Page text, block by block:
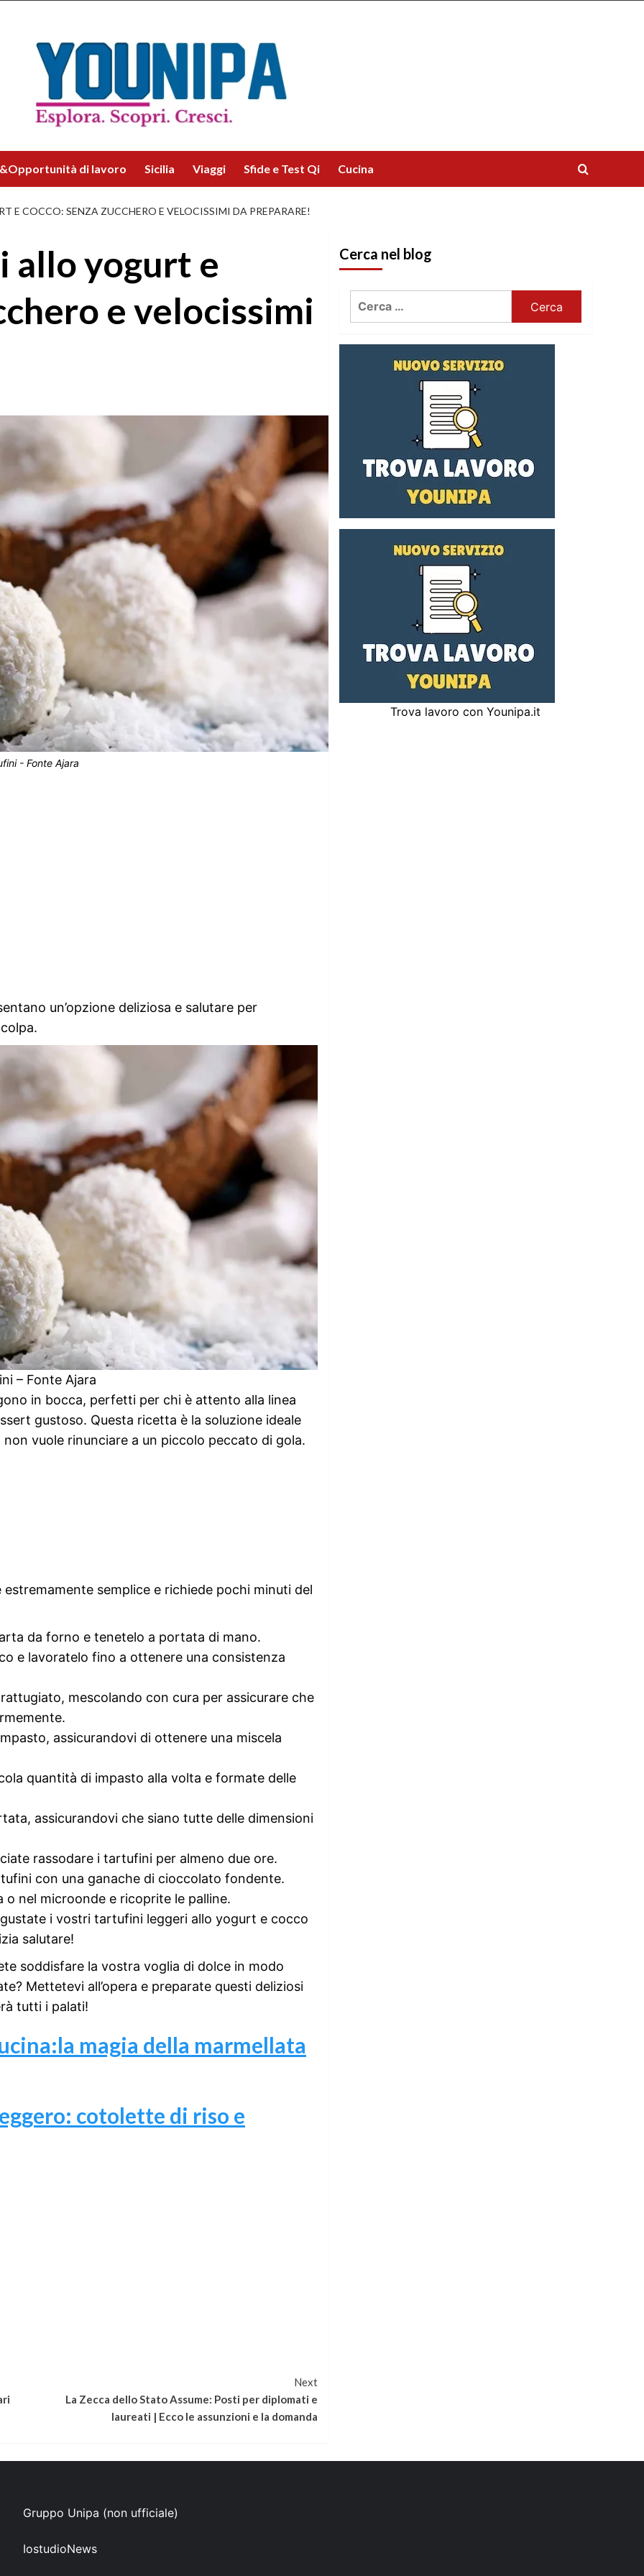
di lavoro Sicilia Viaggi Sfide e Test Qi Cucina
E COCCO: SENZA ZUCCHERO E VELOCISSIMI DA PREPARARE!
allo yogurt e
e velocissimi
- Fonte Ajara
un’opzione deliziosa e salutare per
– Fonte Ajara
in bocca, perfetti per chi è attento alla linea
gustoso. Questa ricetta è la soluzione ideale
vuole rinunciare a un piccolo peccato di gola.
semplice e richiede pochi minuti del
da forno e tenetelo a portata di mano.
e lavoratelo fino a ottenere una consistenza
mescolando con cura per assicurare che
assicurandovi di ottenere una miscela
quantità di impasto alla volta e formate delle
assicurandovi che siano tutte delle dimensioni
rassodare i tartufini per almeno due ore.
con una ganache di cioccolato fondente.
nel microonde e ricoprite le palline.
i vostri tartufini leggeri allo yogurt e cocco
salutare!
soddisfare la vostra voglia di dolce in modo
Mettetevi all’opera e preparate questi deliziosi
tutti i palati!
magia della marmellata
cotolette di riso e
Next
La Zecca dello Stato Assume: Posti per diplomati e
laureati | Ecco le assunzioni e la domanda
Cerca nel blog
Ricerca
Trova lavoro con Younipa.it
Gruppo Unipa (non ufficiale)
IostudioNews